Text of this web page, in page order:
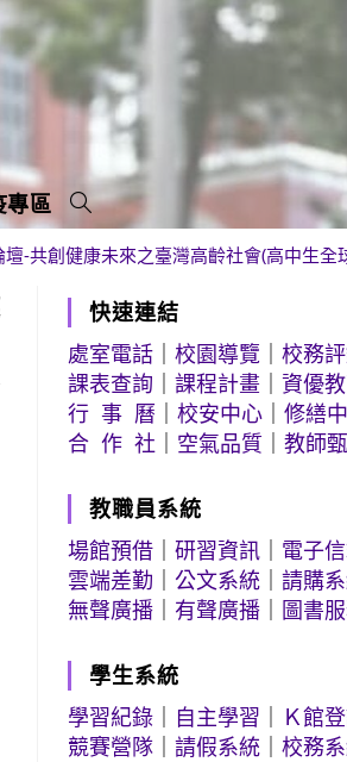
專區
-共創健康未來之臺灣高齡社會(高中生全
快速連結
處室電話 ｜校園導覽 ｜校務
課表查詢 ｜課程計畫 ｜資優
行 事 曆 ｜校安中心 ｜修繕
合 作 社
空氣品質 ｜教師
教職員系統
場館預借 ｜研習資訊
電子
雲端差勤 ｜公文系統 ｜請購
無聲廣播
有聲廣播 圖書
學生系統
學習紀錄
自主學習
Ｋ館
競賽營隊 ｜請假系統 ｜校務